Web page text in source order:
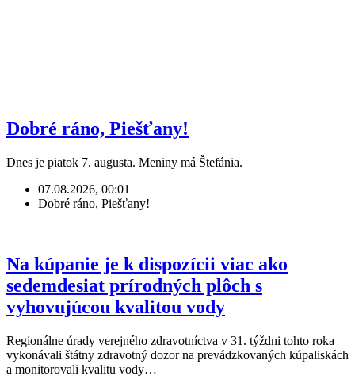
Dobré ráno, Piešťany!
Dnes je piatok 7. augusta. Meniny má Štefánia.
07.08.2026, 00:01
Dobré ráno, Piešťany!
Na kúpanie je k dispozícii viac ako
sedemdesiat prírodných plôch s
vyhovujúcou kvalitou vody
Regionálne úrady verejného zdravotníctva v 31. týždni tohto roka
vykonávali štátny zdravotný dozor na prevádzkovaných kúpaliskách
a monitorovali kvalitu vody…